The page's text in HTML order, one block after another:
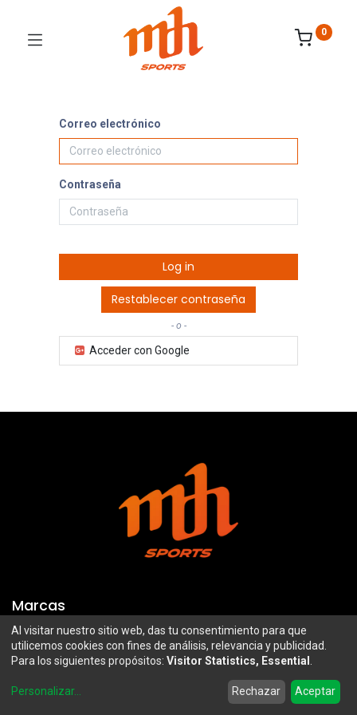
Wishlist Account
0
Correo electrónico
Contraseña
Log in
Restablecer contraseña
- o -
Acceder con Google
Marcas
Troy Lee Designs
100%
Airoh
Mazawi
SIDI
Al visitar nuestro sitio web, das tu consentimiento para que
utilicemos cookies con fines de análisis, relevancia y publicidad.
Para los siguientes propósitos: Visitor Statistics, Essential
Personalizar... Rechazar Aceptar